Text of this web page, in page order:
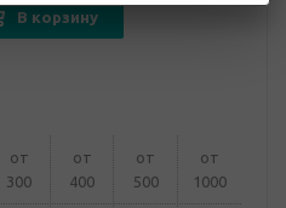
В корзину
от
300
от
400
от
500
от
1000